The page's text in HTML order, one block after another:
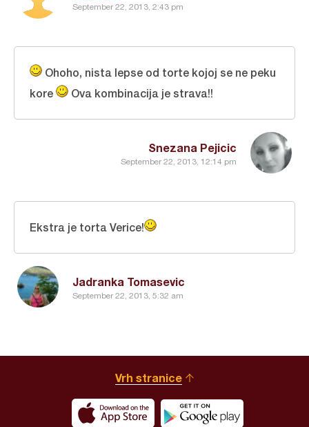
September 22, 2013, 2:43 pm
Snezana Pejicic
September 22, 2013, 12:14 pm
Ohoho, nista lepse od torte kojoj se ne peku
kore
Ova kombinacija je strava!!
Jadranka Tomasevic
September 22, 2013, 5:32 am
Ekstra je torta Verice!
Vrh stranice